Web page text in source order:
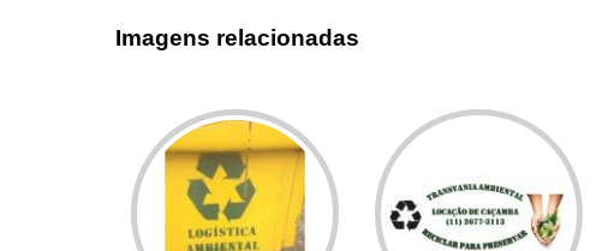
Imagens relacionadas